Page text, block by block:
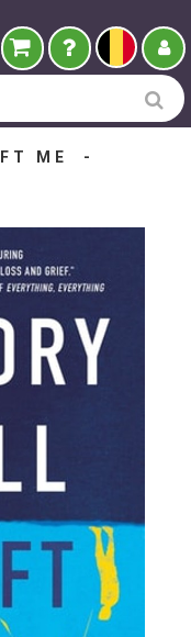
ME -